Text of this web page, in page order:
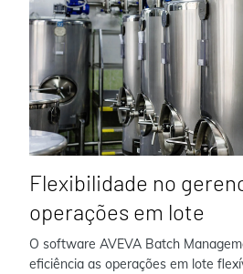
Flexibilidade no
operações em lote
O software AVEVA Batch
eficiência as operações em lote